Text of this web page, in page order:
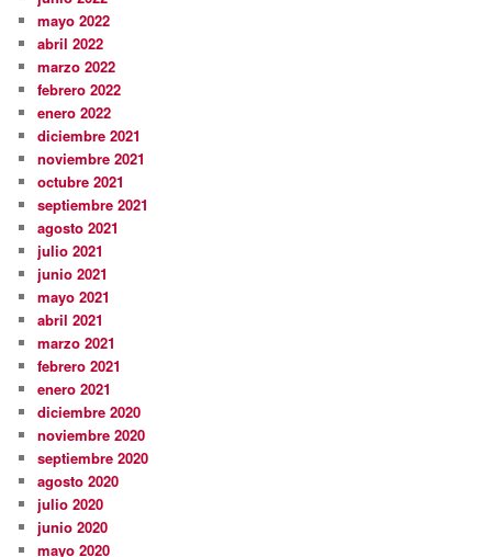
mayo 2022
abril 2022
marzo 2022
febrero 2022
enero 2022
diciembre 2021
noviembre 2021
octubre 2021
septiembre 2021
agosto 2021
julio 2021
junio 2021
mayo 2021
abril 2021
marzo 2021
febrero 2021
enero 2021
diciembre 2020
noviembre 2020
septiembre 2020
agosto 2020
julio 2020
junio 2020
mayo 2020